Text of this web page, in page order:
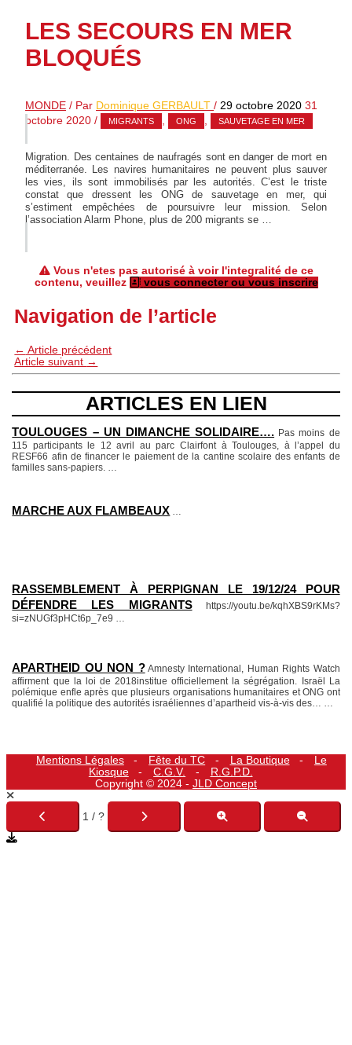
LES SECOURS EN MER
BLOQUÉS
MONDE / Par Dominique GERBAULT /29 octobre 2020 31
octobre 2020 / MIGRANTS , ONG , SAUVETAGE EN MER
Migration. Des centaines de naufragés sont en danger de mort en
méditerranée. Les navires humanitaires ne peuvent plus sauver
les vies, ils sont immobilisés par les autorités. C’est le triste
constat que dressent les ONG de sauvetage en mer, qui
s’estiment empêchées de poursuivre leur mission. Selon
l’association Alarm Phone, plus de 200 migrants se …
Vous n'etes pas autorisé à voir l'integralité de ce
contenu, veuillez
vous connecter ou vous inscrire
Navigation de l’article
← Article précédent
Article suivant →
ARTICLES EN LIEN
TOULOUGES – UN DIMANCHE SOLIDAIRE…. Pas moins de
115 participants le 12 avril au parc Clairfont à Toulouges, à l’appel du
RESF66 afin de financer le paiement de la cantine scolaire des enfants de
familles sans-papiers.
MARCHE AUX FLAMBEAUX
RASSEMBLEMENT À PERPIGNAN LE 19/12/24 POUR
DÉFENDRE LES MIGRANTS
https://youtu.be/kqhXBS9rKMs?
si=zNUGf3pHCt6p_7e9
APARTHEID OU NON ? Amnesty International, Human Rights Watch
affirment que la loi de 2018institue officiellement la ségrégation. Israël La
polémique enfle après que plusieurs organisations humanitaires et ONG ont
qualifié la politique des autorités israéliennes d’apartheid vis-à-vis des…
Mentions Légales Fête du TC La Boutique
Le
Kiosque
C.G.V.
R.G.P.D.
Copyright © 2024 - JLD Concept
1 / ?